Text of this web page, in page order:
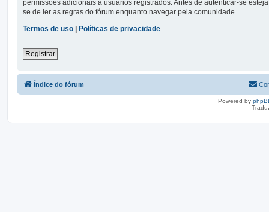
permissões adicionais a usuários registrados. Antes de autenticar-se
se de ler as regras do fórum enquanto navegar pela comunidade.
Termos de uso
Políticas de privacidade
Registrar
Índice do fórum
Powered by